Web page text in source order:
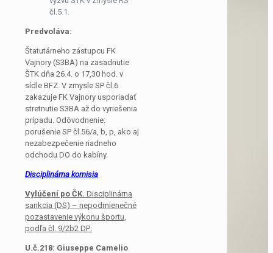
čl.5.1.
Predvoláva:
Štatutárneho zástupcu FK
Vajnory (S3BA) na zasadnutie
ŠTK dňa 26.4. o 17,30 hod. v
sídle BFZ. V zmysle SP čl.6
zakazuje FK Vajnory usporiadať
stretnutie S3BA až do vyriešenia
prípadu. Odôvodnenie:
porušenie SP čl.56/a, b, p, ako aj
nezabezpečenie riadneho
odchodu DO do kabíny.
Disciplinárna komisia
Vylúčení po ČK. Disciplinárna
sankcia (DS) – nepodmienečné
pozastavenie výkonu športu,
podľa čl. 9/2b2 DP:
U.č.218: Giuseppe Camelio